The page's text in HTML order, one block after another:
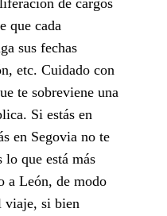
que cada
sus fechas
etc. Cuidado con
te sobreviene una
Si estás en
en Segovia no te
que está más
a León, de modo
viaje, si bien